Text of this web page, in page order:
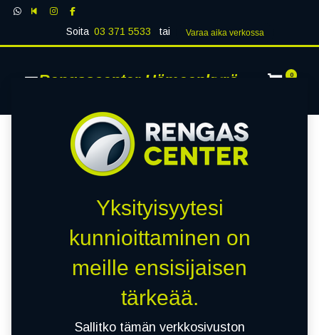
Soita 03 371 5533 tai Varaa aika verk​​​​ossa
Rengascenter Hämeenkyrö 0
Yksityisyytesi
kunnioittaminen on
meille ensisijaisen
tärkeää.
Sallitko tämän verkkosivuston